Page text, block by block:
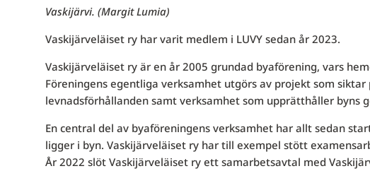
Vaskijärvi. (Margit Lumia)
Vaskijärveläiset ry har varit medlem i LUVY sedan år 2023.
Vaskijärveläiset ry är en år 2005 grundad byaförening, vars
Föreningens egentliga verksamhet utgörs av projekt som
levnadsförhållanden samt verksamhet som upprätthåller byns
En central del av byaföreningens verksamhet har allt sedan
ligger i byn. Vaskijärveläiset ry har till exempel stött
År 2022 slöt Vaskijärveläiset ry ett samarbetsavtal med